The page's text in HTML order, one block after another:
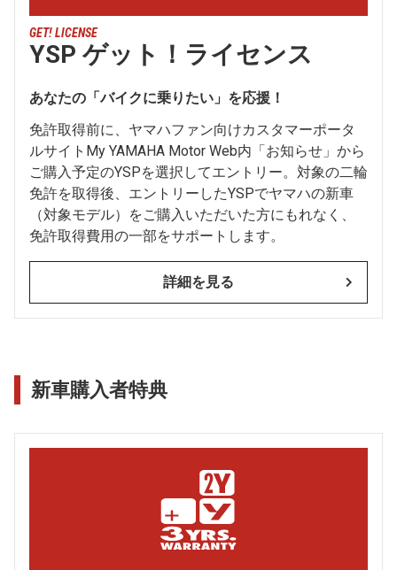
GET! LICENSE
YSP ゲット！ライセンス
あなたの「バイクに乗りたい」を応援！
免許取得前に、ヤマハファン向けカスタマーポータ
ルサイトMy YAMAHA Motor Web内「お知らせ」から
ご購入予定のYSPを選択してエントリー。対象の二輪
免許を取得後、エントリーしたYSPでヤマハの新車
（対象モデル）をご購入いただいた方にもれなく、
免許取得費用の一部をサポートします。
詳細を見る
新車購入者特典